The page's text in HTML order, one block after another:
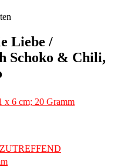
Liebe /
Schoko & Chili,
x 6 cm; 20 Gramm